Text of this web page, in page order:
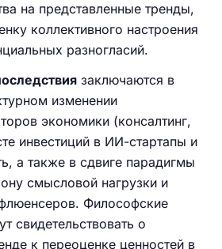
на представленные тренды,
коллективного настроения
разногласий.
заключаются в
изменении
экономики (консалтинг,
инвестиций в ИИ-стартапы и
а также в сдвиге парадигмы
смысловой нагрузки и
Философские
свидетельствовать о
к переоценке ценностей в